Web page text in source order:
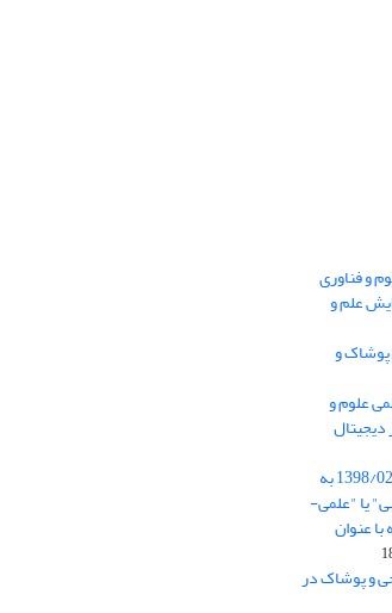
علمی علوم و فناوری
علم و
پوشاک و
علوم و
از تاریخ ابلاغ آیین نامه 11/25685 مورخ 1398/02/09 به
یا "علمی-
عنوان
و پوشاک در